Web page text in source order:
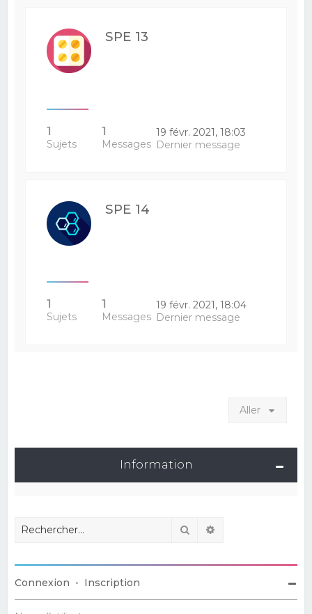
SPE 13
1
Sujets
1
Messages
19 févr. 2021, 18:03
Dernier message
SPE 14
1
Sujets
1
Messages
19 févr. 2021, 18:04
Dernier message
Aller
Information
Rechercher
Connexion • Inscription